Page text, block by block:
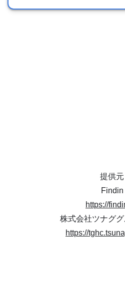
提供元
Findin
https://
株式会社ツナグ
https://